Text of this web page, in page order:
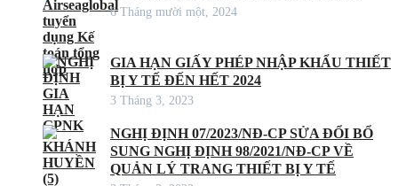
6 Tháng mười một, 2024
GIA HẠN GIẤY PHÉP NHẬP KHẨU THIẾT
BỊ Y TẾ ĐẾN HẾT 2024
3 Tháng 3, 2023
NGHỊ ĐỊNH 07/2023/NĐ-CP SỬA ĐỔI BỔ
SUNG NGHỊ ĐỊNH 98/2021/NĐ-CP VỀ
QUẢN LÝ TRANG THIẾT BỊ Y TẾ